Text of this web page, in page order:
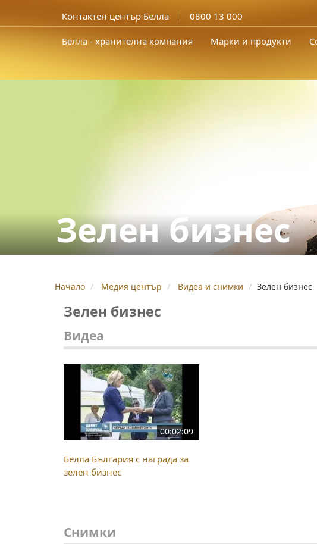
Контактен център Белла 0800 13 000
Белла - хранителна компания Марки и продукти
Зелен бизнес
Начало Медия център Видеа и снимки Зелен бизнес
Зелен бизнес
Видеа
00:02:09
Белла България с награда за
зелен бизнес
Снимки